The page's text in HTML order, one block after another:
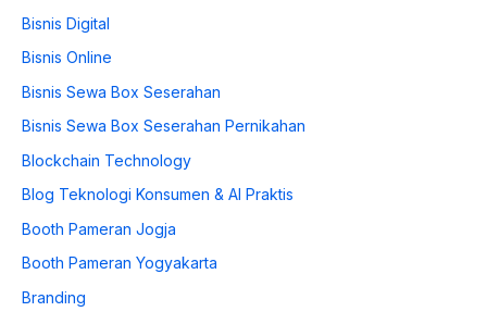
Bisnis Digital
Bisnis Online
Bisnis Sewa Box Seserahan
Bisnis Sewa Box Seserahan Pernikahan
Blockchain Technology
Blog Teknologi Konsumen & AI Praktis
Booth Pameran Jogja
Booth Pameran Yogyakarta
Branding